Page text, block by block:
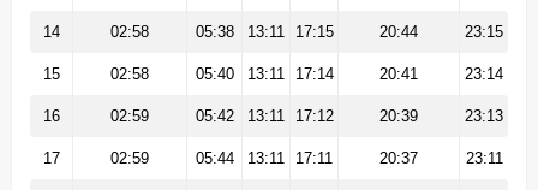
14 02:58 05:38 13:11 17:15 20:44 23:15
15 02:58 05:40 13:11 17:14 20:41 23:14
16 02:59 05:42 13:11 17:12 20:39 23:13
17 02:59 05:44 13:11 17:11 20:37 23:11